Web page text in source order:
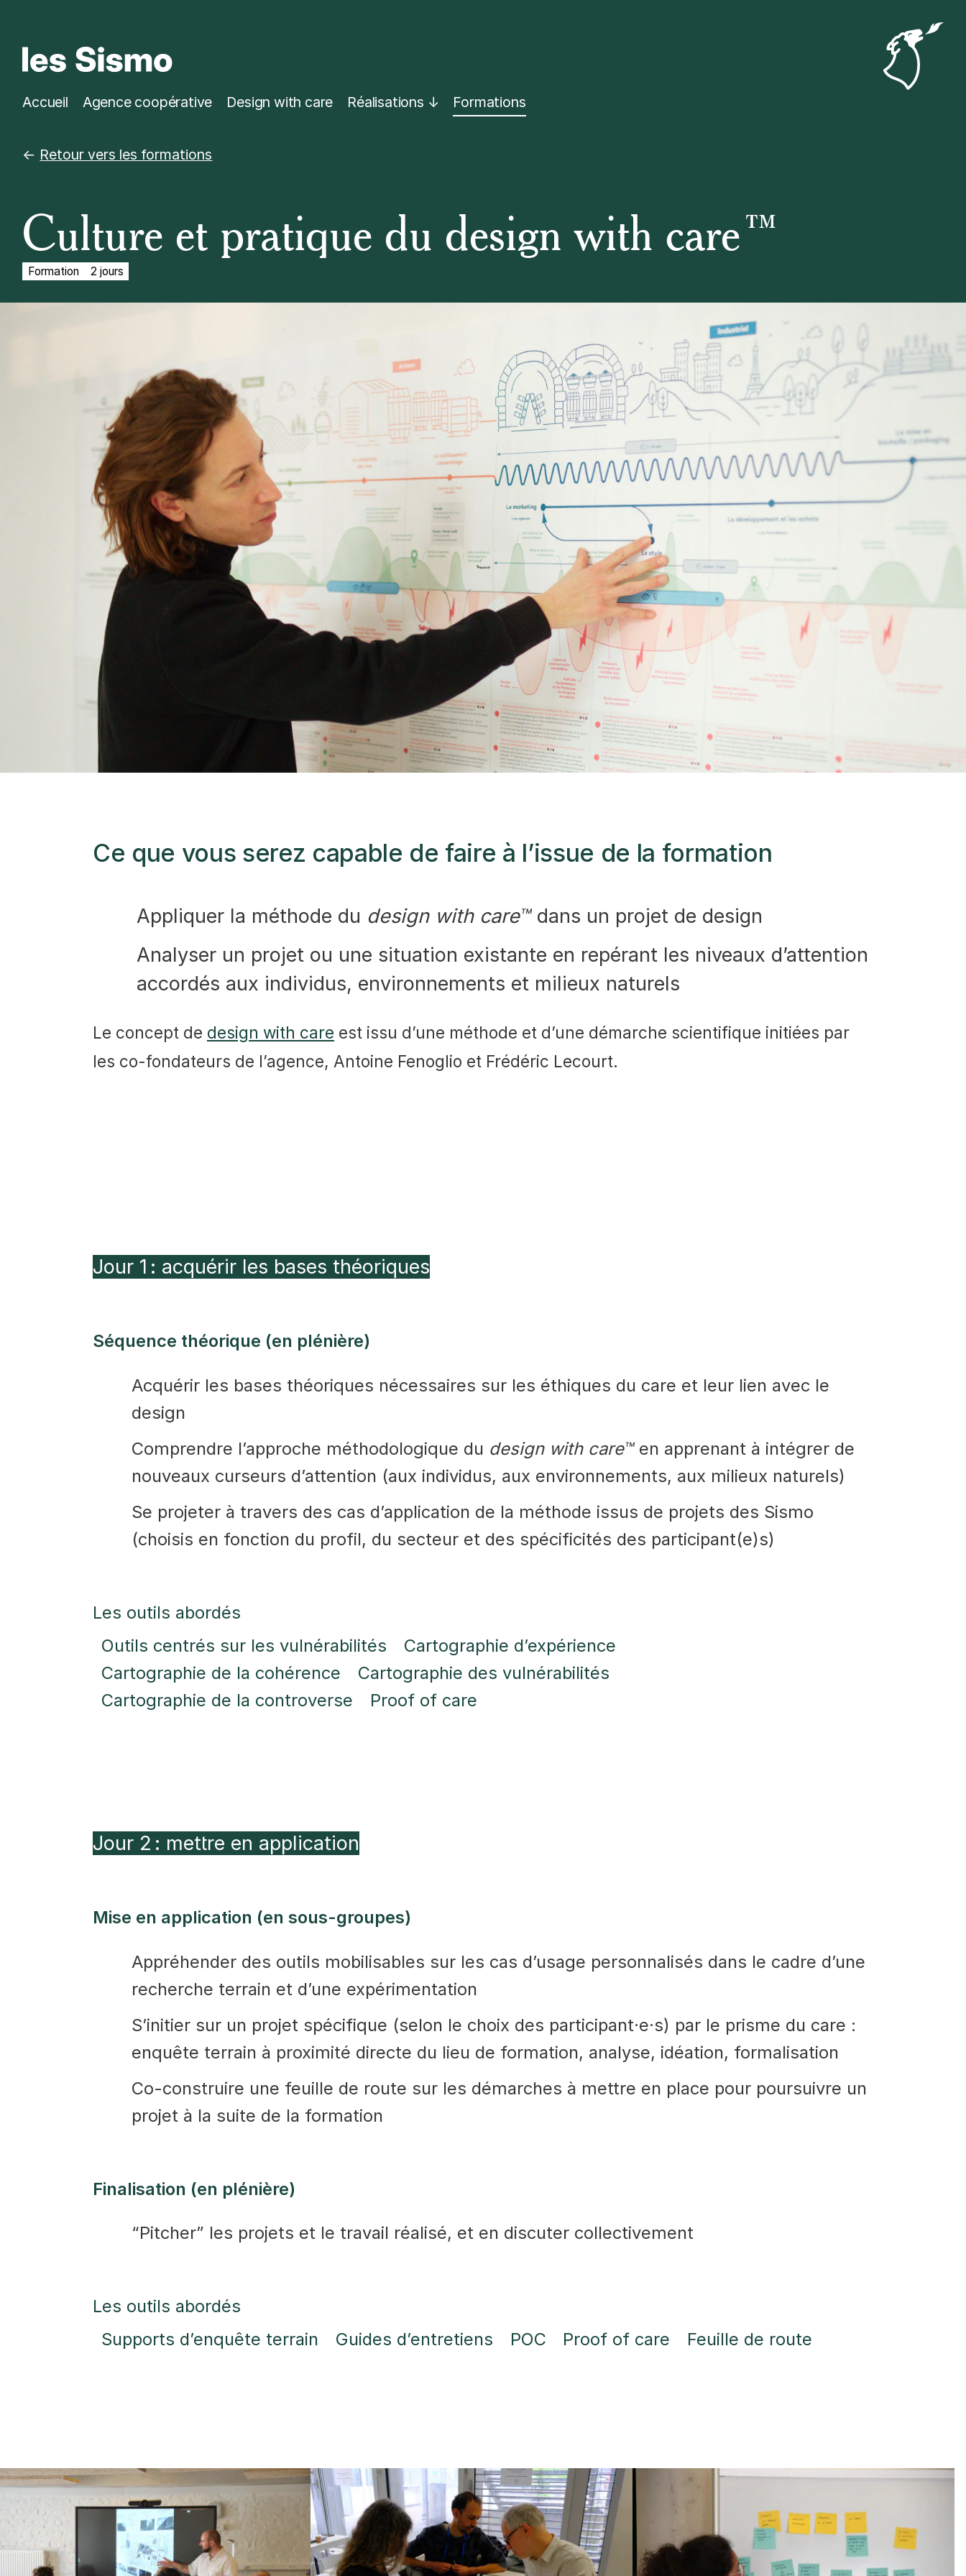
Accueil Agence coopérative Design with care Réalisations Formations
Culture et pratique du design with care™
Retour vers les formations
Formation 2 jours
Ce que vous serez capable de faire à l’issue de la formation
Appliquer la méthode du design with care™dans un projet de design
Analyser un projet ou une situation existante en repérant les niveaux d’attention
accordés aux individus, environnements et milieux naturels
Le concept de design with care est issu d’une méthode et d’une démarche scientifique initiées par
les co-fondateurs de l’agence, Antoine Fenoglio et Frédéric Lecourt.
Programme
Jour 1 : acquérir les bases théoriques
Séquence théorique (en plénière)
Acquérir les bases théoriques nécessaires sur les éthiques du care et leur lien avec le
design
Comprendre l’approche méthodologique du design with care™en apprenant à intégrer de
nouveaux curseurs d’attention (aux individus, aux environnements, aux milieux naturels)
Se projeter à travers des cas d’application de la méthode issus de projets des Sismo
(choisis en fonction du profil, du secteur et des spécificités des participant(e)s)
Les outils abordés
Outils centrés sur les vulnérabilités
Cartographie d’expérience
Cartographie de la cohérence
Cartographie des vulnérabilités
Cartographie de la controverse
Proof of care
Jour 2 : mettre en application
Mise en application (en sous-groupes)
Appréhender des outils mobilisables sur les cas d’usage personnalisés dans le cadre d’une
recherche terrain et d’une expérimentation
S’initier sur un projet spécifique (selon le choix des participant·e·s) par le prisme du care :
enquête terrain à proximité directe du lieu de formation, analyse, idéation, formalisation
Co-construire une feuille de route sur les démarches à mettre en place pour poursuivre un
projet à la suite de la formation
Finalisation (en plénière)
“Pitcher” les projets et le travail réalisé, et en discuter collectivement
Les outils abordés
Supports d’enquête terrain
Guides d’entretiens POC Proof of care Feuille de route
Images